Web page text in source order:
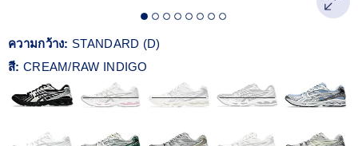
ความกว้าง: STANDARD (D)
สี: CREAM/RAW INDIGO